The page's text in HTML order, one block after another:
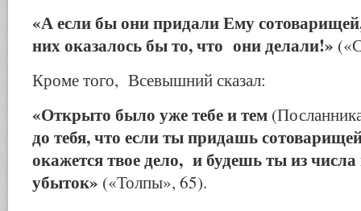
«А если бы они придали Ему
них оказалось бы то, что они делали!»
Кроме того, Все­вышний сказал:
«Открыто было уже тебе и тем
до тебя, что если ты придашь
окажется твое дело, и будешь ты из
убыток» («Толпы», 65).